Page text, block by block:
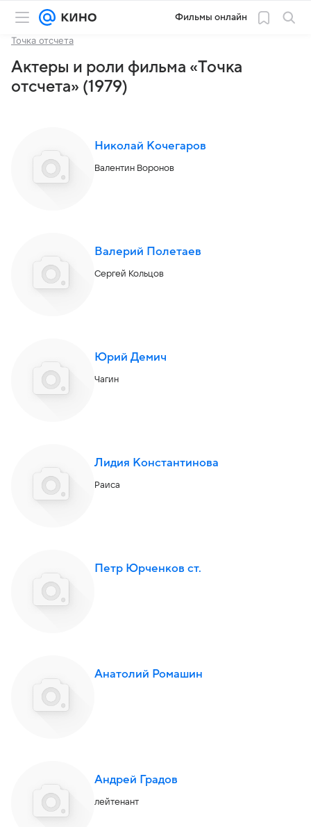
Фильмы онлайн
Точка отсчета
Актеры и роли фильма «Точка
отсчета» (1979)
Николай Кочегаров
Валентин Воронов
Валерий Полетаев
Сергей Кольцов
Юрий Демич
Чагин
Лидия Константинова
Раиса
Петр Юрченков ст.
Анатолий Ромашин
Андрей Градов
лейтенант